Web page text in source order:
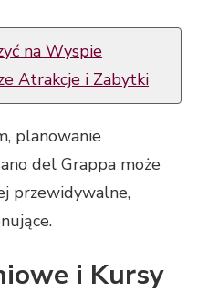
na Wyspie
Atrakcje i Zabytki
planowanie
del Grappa może
przewidywalne,
i Kursy